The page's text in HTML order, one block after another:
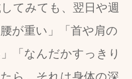
てみても、翌日や週
が重い」「首や肩の
「なんだかすっきり